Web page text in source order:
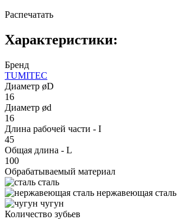
Распечатать
Характеристики:
Бренд
TUMITEC
Диаметр øD
16
Диаметр ød
16
Длина рабочей части - I
45
Общая длина - L
100
Обрабатываемый материал
сталь
нержавеющая сталь
чугун
Количество зубьев